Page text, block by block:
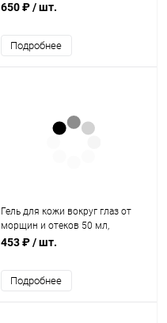
650 ₽/ шт.
Подробнее
Гель для кожи вокруг глаз от
морщин и отеков 50 мл,
Aaranyaa
453 ₽/ шт.
Подробнее